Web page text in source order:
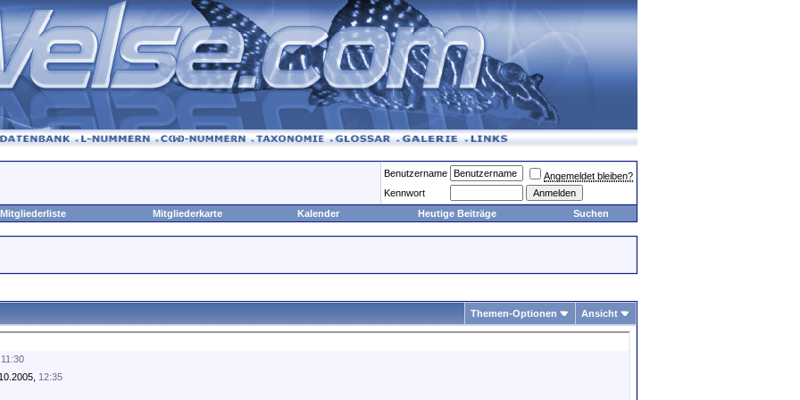
Benutzername
Angemeldet bleiben?
Kennwort
Mitgliederliste
Mitgliederkarte Kalender Heutige Beiträge Suchen
Themen-Optionen Ansicht
11:30
12:35